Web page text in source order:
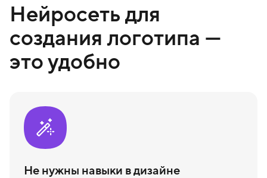
Нейросеть для
создания логотипа —
это удобно
Не нужны навыки в дизайне